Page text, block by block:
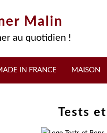
Malin
au quotidien !
IN FRANCE MAISON
Tests